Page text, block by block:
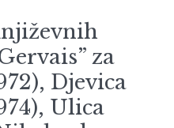
za
Djevica
Ulica